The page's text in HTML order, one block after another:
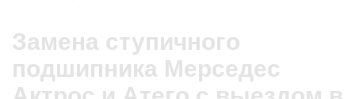
Замена ступичного
подшипника Мерседес